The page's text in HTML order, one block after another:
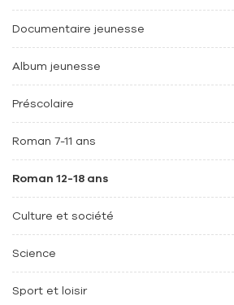
Documentaire jeunesse
Album jeunesse
Préscolaire
Roman 7-11 ans
Roman 12-18 ans
Culture et société
Science
Sport et loisir